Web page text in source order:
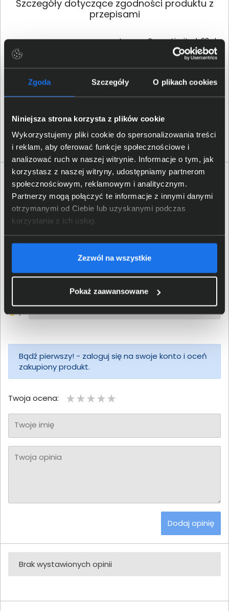
Zgoda Szczegóły O plikach cookies
Niniejsza strona korzysta z plików cookie
Wykorzystujemy pliki cookie do spersonalizowania treści
i reklam, aby oferować funkcje społecznościowe i
analizować ruch w naszej witrynie. Informacje o tym, jak
korzystasz z naszej witryny, udostępniamy partnerom
społecznościowym, reklamowym i analitycznym.
Partnerzy mogą połączyć te informacje z innymi danymi
otrzymanymi od Ciebie lub uzyskanymi podczas
korzystania z ich usług.
Zezwól na wszystkie
Pokaż zaawansowane
Szczegóły dotyczące zgodności produktu z
przepisami
Dane producenta
Lenovo Group Limited; 23rd
Floor, Lincoln House, Taikoo
Place, 979 King's Road,
Quarry Bay, Hong Kong S.A.R.
of China
Osoba odpowiedzialna za
produkt
Landererova 12, 811 09
compliance@lenovo.com
Opinie o produkcie
Oceń produkt
0/5
4
1
Bądź pierwszy! - zaloguj się na swoje konto i oceń
zakupiony produkt.
Twoja ocena:
Twoje imię
Twoja opinia
Dodaj opinię
Brak wystawionych opinii